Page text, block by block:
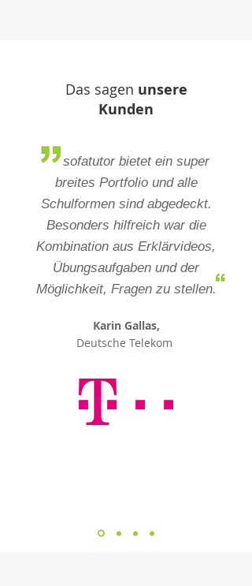
Das sagen unsere
Kunden
sofatutorbietet ein super
breites Portfolio und alle
Schulformen sind abgedeckt.
Besonders hilfreich war die
Kombination aus Erklärvideos,
Übungsaufgaben und der
Möglichkeit, Fragen zu stellen.
Karin Gallas,
Deutsche Telekom